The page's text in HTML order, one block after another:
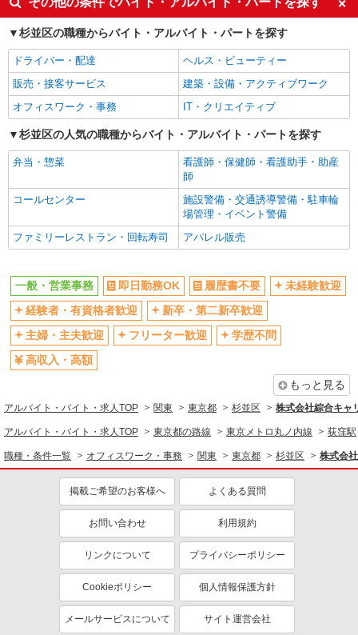
派遣社員
株式会社パソナ・東京キャリアセンター/KT600116388102
月給307800円 ★交通費規定に基づき交通費支
給
東京都杉並区（高円寺駅）
詳細を見る
株式会社パソナ・東京キャリアセンター/KT600116939401
一般事務
時給1900円 ★交通費規定に基づき交通費支給
キープ 詳細を見る
紹介予定派遣
株式会社パソナ・東京キャリアセンター/KT600116939402
時給1900円 ★交通費規定に基づき交通費支給
東京都杉並区（高円寺駅）
キープ 詳細を見る
紹介予定派遣
株式会社パソナ・東京キャリアセンター/KT6001169394
一般事務
時給1900円 ★交通費規定に基づき交通費支給
東京都杉並区（高円寺駅）
キープ 詳細を見る
即日勤務OK
履歴書不要
未経験歓迎
経験者・有資格者歓迎
新卒・第二新卒歓迎
主婦・主夫歓迎
フリーター歓迎
学歴不問
高収入・高額
日払い
週払い
ネイルOK
ピアスOK
禁煙・分煙
駅直結・駅チカ
残業少なめ（月20h未満）
社員登用あり
同じ職種から求人を探す
一般・営業事務
同じ特徴から求人を探す
未経験歓迎
日払い
社会保険あり
杉並区の職種からバイト・アルバイト・パートを探す
ドライバー・配達
ヘルス・ビューティー
販売・接客サービス
建築・設備・アクティブワーク
オフィスワーク・事務
IT・クリエイティブ
杉並区の人気の職種からバイト・アルバイト・パートを探す
弁当・惣菜
看護師・保健師・看護助手・助産
師
コールセンター
施設警備・交通誘導警備・駐車輪
場管理・イベント警備
ファミリーレストラン・回転寿司
アパレル販売
一般・営業事務 即日勤務OK 履歴書不要
未経験歓迎
経験者・有資格者歓迎
新卒・第二新卒歓迎
主婦・主夫歓迎
フリーター歓迎
学歴不問
高収入・高額
もっと見る
アルバイト・バイト・求人TOP 関東 東京都 杉並区 株式会社綜合キャ
アルバイト・バイト・求人TOP 東京都の路線 東京メトロ丸ノ内線 荻窪駅
職種・条件一覧 オフィスワーク・事務 関東 東京都 杉並区 株式会
掲載ご希望のお客様へ よくある質問
お問い合わせ 利用規約
リンクについて プライバシーポリシー
Cookieポリシー 個人情報保護方針
メールサービスについて サイト運営会社